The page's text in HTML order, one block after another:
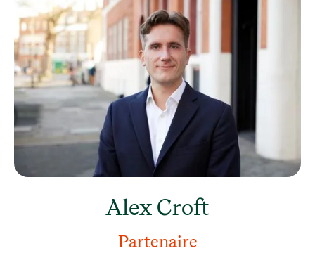
Alex Croft
Partenaire